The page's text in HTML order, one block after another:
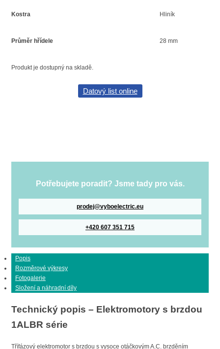
Kostra Hliník
Průměr hřídele 28 mm
Produkt je dostupný na skladě.
Datový list online
Potřebujete poradit? Jsme tady pro vás.
prodej@vyboelectric.eu
+420 607 351 715
Popis
Rozměrové výkresy
Fotogalerie
Složení a náhradní díly
Technický popis – Elektromotory s brzdou
1ALBR série
Třífázový elektromotor s brzdou s vysoce otáčkovým A.C. brzděním